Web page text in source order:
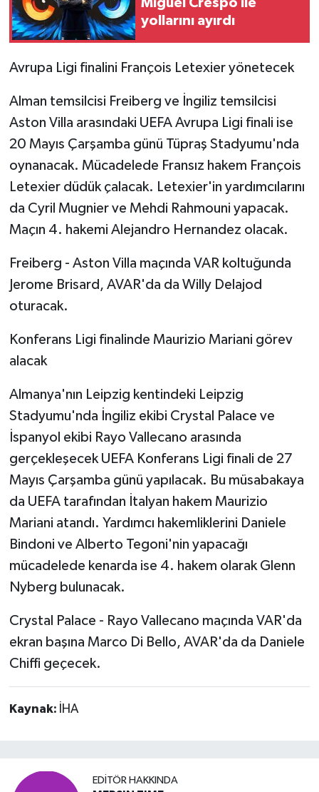
yollarını ayırdı
Avrupa Ligi finalini François Letexier yönetecek
Alman temsilcisi Freiberg ve İngiliz temsilcisi
Aston Villa arasındaki UEFA Avrupa Ligi finali ise
20 Mayıs Çarşamba günü Tüpraş Stadyumu'nda
oynanacak. Mücadelede Fransız hakem François
Letexier düdük çalacak. Letexier'in yardımcılarını
da Cyril Mugnier ve Mehdi Rahmouni yapacak.
Maçın 4. hakemi Alejandro Hernandez olacak.
Freiberg - Aston Villa maçında VAR koltuğunda
Jerome Brisard, AVAR'da da Willy Delajod
oturacak.
Konferans Ligi finalinde Maurizio Mariani görev
alacak
Almanya'nın Leipzig kentindeki Leipzig
Stadyumu'nda İngiliz ekibi Crystal Palace ve
İspanyol ekibi Rayo Vallecano arasında
gerçekleşecek UEFA Konferans Ligi finali de 27
Mayıs Çarşamba günü yapılacak. Bu müsabakaya
da UEFA tarafından İtalyan hakem Maurizio
Mariani atandı. Yardımcı hakemliklerini Daniele
Bindoni ve Alberto Tegoni'nin yapacağı
mücadelede kenarda ise 4. hakem olarak Glenn
Nyberg bulunacak.
Crystal Palace - Rayo Vallecano maçında VAR'da
ekran başına Marco Di Bello, AVAR'da da Daniele
Chiffi geçecek.
Kaynak: İHA
EDITÖR HAKKINDA